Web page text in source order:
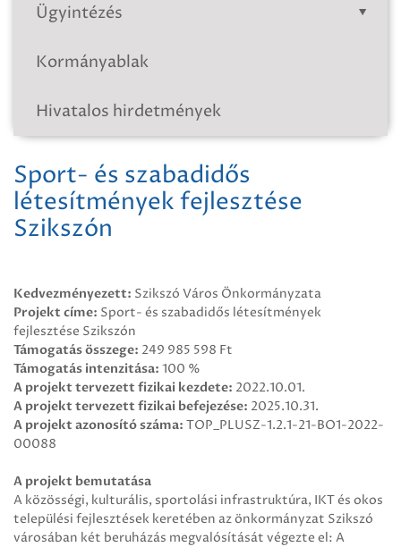
Ügyintézés
Kormányablak
Hivatalos hirdetmények
Sport- és szabadidős
létesítmények fejlesztése
Szikszón
Kedvezményezett: Szikszó Város Önkormányzata
Projekt címe: Sport- és szabadidős létesítmények
fejlesztése Szikszón
Támogatás összege: 249 985 598 Ft
Támogatás intenzitása: 100 %
A projekt tervezett fizikai kezdete: 2022.10.01.
A projekt tervezett fizikai befejezése: 2025.10.31.
A projekt azonosító száma: TOP_PLUSZ-1.2.1-21-BO1-2022-
00088
A projekt bemutatása
A közösségi, kulturális, sportolási infrastruktúra, IKT és okos
települési fejlesztések keretében az önkormányzat Szikszó
városában két beruházás megvalósítását végezte el: A